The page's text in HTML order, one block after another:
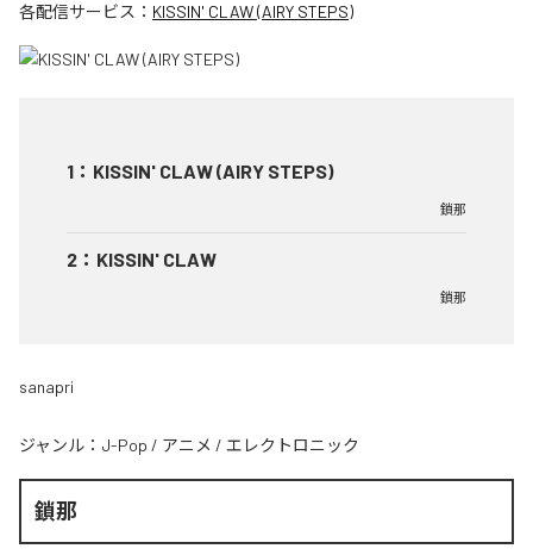
各配信サービス： KISSIN' CLAW (AIRY STEPS)
1 ： KISSIN' CLAW (AIRY STEPS)
鎖那
2 ： KISSIN' CLAW
鎖那
sanapri
ジャンル： J-Pop / アニメ / エレクトロニック
鎖那